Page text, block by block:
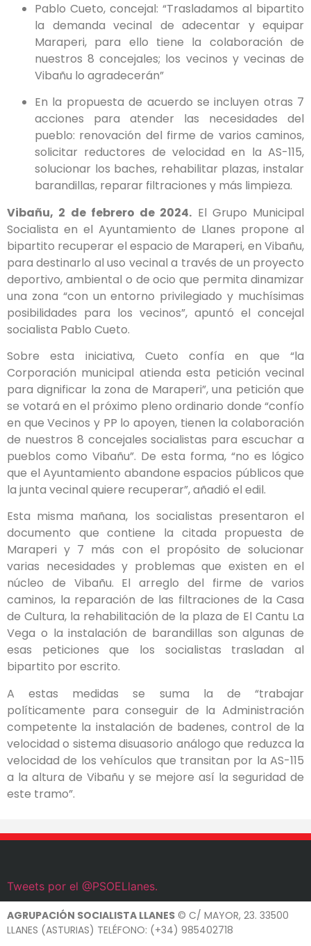
Pablo Cueto, concejal: “Trasladamos al bipartito
la demanda vecinal de adecentar y equipar
Maraperi, para ello tiene la colaboración de
nuestros 8 concejales; los vecinos y vecinas de
Vibañu lo agradecerán”
En la propuesta de acuerdo se incluyen otras 7
acciones para atender las necesidades del
pueblo: renovación del firme de varios caminos,
solicitar reductores de velocidad en la AS-115,
solucionar los baches, rehabilitar plazas, instalar
barandillas, reparar filtraciones y más limpieza.
Vibañu, 2 de febrero de 2024. El Grupo Municipal
Socialista en el Ayuntamiento de Llanes propone al
bipartito recuperar el espacio de Maraperi, en Vibañu,
para destinarlo al uso vecinal a través de un proyecto
deportivo, ambiental o de ocio que permita dinamizar
una zona “con un entorno privilegiado y muchísimas
posibilidades para los vecinos”, apuntó el concejal
socialista Pablo Cueto.
Sobre esta iniciativa, Cueto confía en que “la
Corporación municipal atienda esta petición vecinal
para dignificar la zona de Maraperi”, una petición que
se votará en el próximo pleno ordinario donde “confío
en que Vecinos y PP lo apoyen, tienen la colaboración
de nuestros 8 concejales socialistas para escuchar a
pueblos como Vibañu”. De esta forma, “no es lógico
que el Ayuntamiento abandone espacios públicos que
la junta vecinal quiere recuperar”, añadió el edil.
Esta misma mañana, los socialistas presentaron el
documento que contiene la citada propuesta de
Maraperi y 7 más con el propósito de solucionar
varias necesidades y problemas que existen en el
núcleo de Vibañu. El arreglo del firme de varios
caminos, la reparación de las filtraciones de la Casa
de Cultura, la rehabilitación de la plaza de El Cantu La
Vega o la instalación de barandillas son algunas de
esas peticiones que los socialistas trasladan al
bipartito por escrito.
A estas medidas se suma la de “trabajar
políticamente para conseguir de la Administración
competente la instalación de badenes, control de la
velocidad o sistema disuasorio análogo que reduzca la
velocidad de los vehículos que transitan por la AS-115
a la altura de Vibañu y se mejore así la seguridad de
este tramo”.
Tweets por el @PSOELlanes.
AGRUPACIÓN SOCIALISTA LLANES © C/ MAYOR, 23. 33500
LLANES (ASTURIAS) TELÉFONO: (+34) 985402718